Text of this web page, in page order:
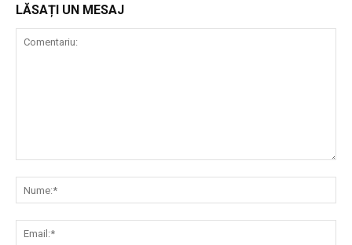
LĂSAȚI UN MESAJ